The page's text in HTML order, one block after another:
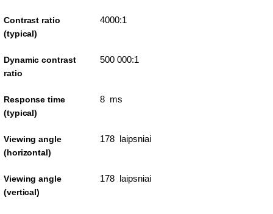
Contrast ratio
(typical)
4000:1
Dynamic contrast
ratio
500 000:1
Response time
(typical)
8 ms
Viewing angle
(horizontal)
178 laipsniai
Viewing angle
(vertical)
178 laipsniai